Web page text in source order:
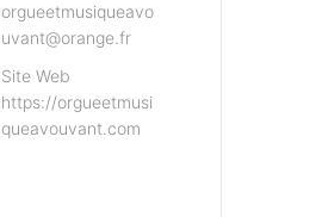
orgueetmusiqueavo
uvant@orange.fr
Site Web
https://orgueetmusi
queavouvant.com